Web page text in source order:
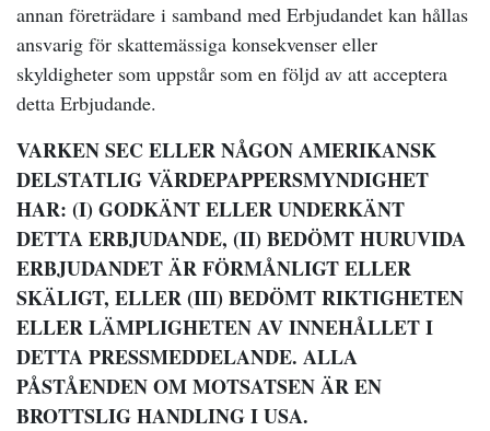
annan företrädare i samband med Erbjudandet kan hållas
ansvarig för skattemässiga konsekvenser eller
skyldigheter som uppstår som en följd av att acceptera
detta Erbjudande.
VARKEN SEC ELLER NÅGON AMERIKANSK
DELSTATLIG VÄRDEPAPPERSMYNDIGHET
HAR: (I) GODKÄNT ELLER UNDERKÄNT
DETTA ERBJUDANDE, (II) BEDÖMT HURUVIDA
ERBJUDANDET ÄR FÖRMÅNLIGT ELLER
SKÄLIGT, ELLER (III) BEDÖMT RIKTIGHETEN
ELLER LÄMPLIGHETEN AV INNEHÅLLET I
DETTA PRESSMEDDELANDE. ALLA
PÅSTÅENDEN OM MOTSATSEN ÄR EN
BROTTSLIG HANDLING I USA.